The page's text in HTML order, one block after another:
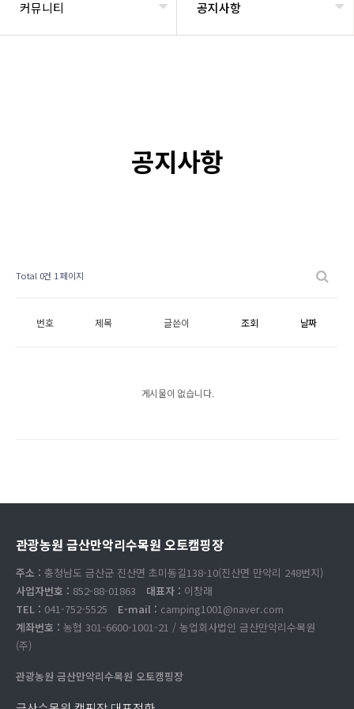
커뮤니티 공지사항
공지사항
Total 0건 1 페이지
번호 제목 글쓴이 조회 날짜
게시물이 없습니다.
관광농원 금산만악리수목원 오토캠핑장
주소 : 충청남도 금산군 진산면 초미동길138-10(진산면 만악리 248번지)
사업자번호 : 852-88-01863 대표자 : 이창래
TEL : 041-752-5525 E-mail : camping1001@naver.com
계좌번호 : 농협 301-6600-1001-21 / 농업회사법인 금산만악리수목원
(주)
관광농원 금산만악리수목원 오토캠핑장